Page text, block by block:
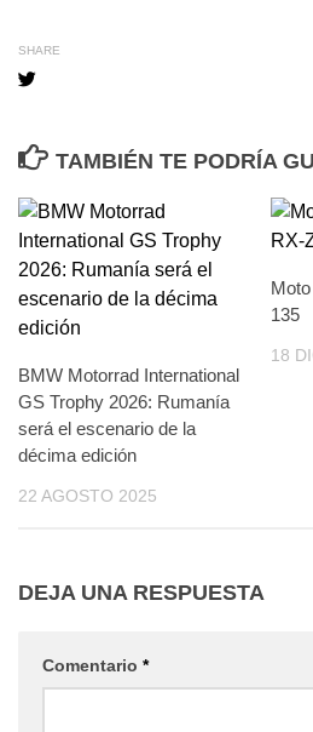
SHARE
TAMBIÉN TE PODRÍA
BMW Motorrad International
GS Trophy 2026: Rumanía
será el escenario de la
décima edición
22 AGOSTO 2025
135
18
DEJA UNA RESPUESTA
Comentario *